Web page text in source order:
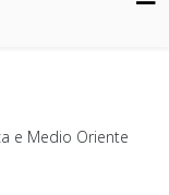
e Medio Oriente